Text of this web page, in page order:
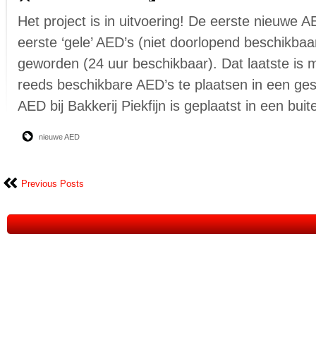
Het project is in uitvoering! De eerste nieuwe
eerste ‘gele’ AED’s (niet doorlopend
geworden (24 uur beschikbaar). Dat laatste is
reeds beschikbare AED’s te plaatsen in een
AED bij Bakkerij Piekfijn is geplaatst in een
nieuwe AED
Previous Posts